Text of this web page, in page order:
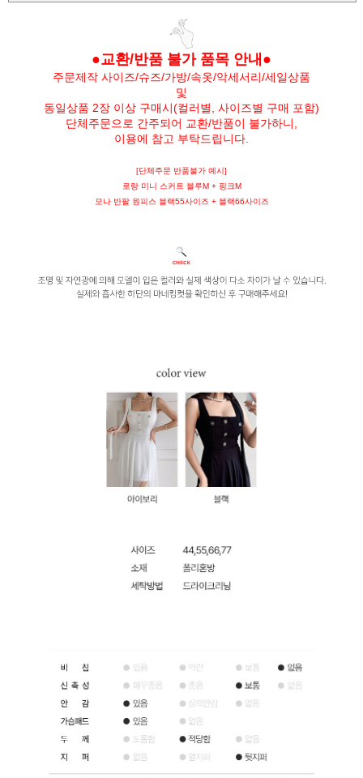
●교환/반품 불가 품목 안내●
주문제작 사이즈/슈즈/가방/속옷/악세서리/세일상품
및
동일상품 2장 이상 구매시(컬러별, 사이즈별 구매 포함)
단체주문으로 간주되어 교환/반품이 불가하니,
이용에 참고 부탁드립니다.
[단체주문 반품불가 예시]
로랑 미니 스커트 블루M + 핑크M
모나 반팔 원피스 블랙55사이즈 + 블랙66사이즈